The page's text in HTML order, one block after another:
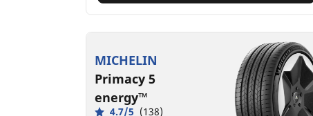
MICHELIN
Primacy 5
energy™
4.7/5 (138)